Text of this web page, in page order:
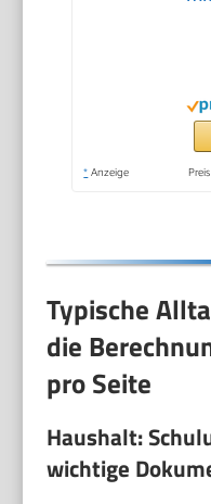
* Anzeige
Typische
die
pro Seite
Haushalt:
wichtige